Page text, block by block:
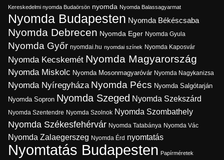
Kereskedelmi nyomda Budaörsön nyomda Nyomda Balassagyarmat
Nyomda Budapesten Nyomda Békéscsaba
Nyomda Debrecen Nyomda Eger Nyomda Gyula
Nyomda Győr nyomdai.hu nyomdai színek Nyomda Kaposvár
Nyomda Kecskemét Nyomda Magyarország
Nyomda Miskolc Nyomda Mosonmagyaróvár Nyomda Nagykanizsa
Nyomda Nyíregyháza Nyomda Pécs Nyomda Salgótarján
Nyomda Sopron Nyomda Szeged Nyomda Szekszárd
Nyomda Szentendre Nyomda Szolnok Nyomda Szombathely
Nyomda Székesfehérvár Nyomda Tatabánya Nyomda Vác
Nyomda Zalaegerszeg Nyomda Érd nyomtatás
Nyomtatás Budapesten Papírméretek